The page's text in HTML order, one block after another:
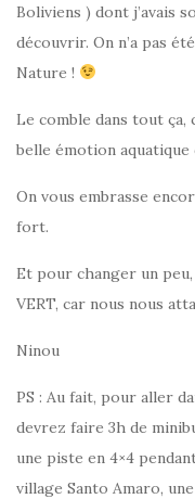
Boliviens ) dont j’avais
découvrir. On n’a pas
Nature !
Le comble dans tout ça,
belle émotion aquatique
On vous embrasse
fort.
Et pour changer un
VERT, car nous nous
Ninou
PS : Au fait, pour aller
devrez faire 3h de
une piste en 4×4
village Santo Amaro,